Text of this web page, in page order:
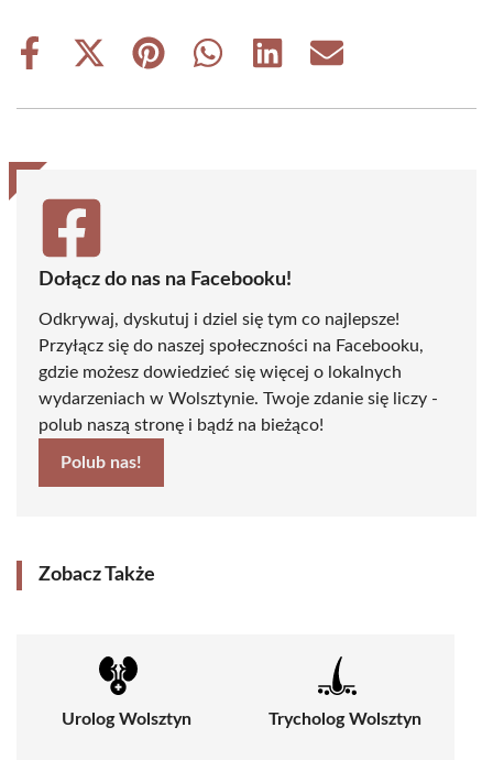
Share
Share
(Twitter)
Share
Share
Share
Share
Dołącz do nas na Facebooku!
Odkrywaj, dyskutuj i dziel się tym co najlepsze!
Przyłącz się do naszej społeczności na Facebooku,
gdzie możesz dowiedzieć się więcej o lokalnych
wydarzeniach w Wolsztynie. Twoje zdanie się liczy -
polub naszą stronę i bądź na bieżąco!
Polub nas!
Zobacz Także
Urolog Wolsztyn Trycholog Wolsztyn